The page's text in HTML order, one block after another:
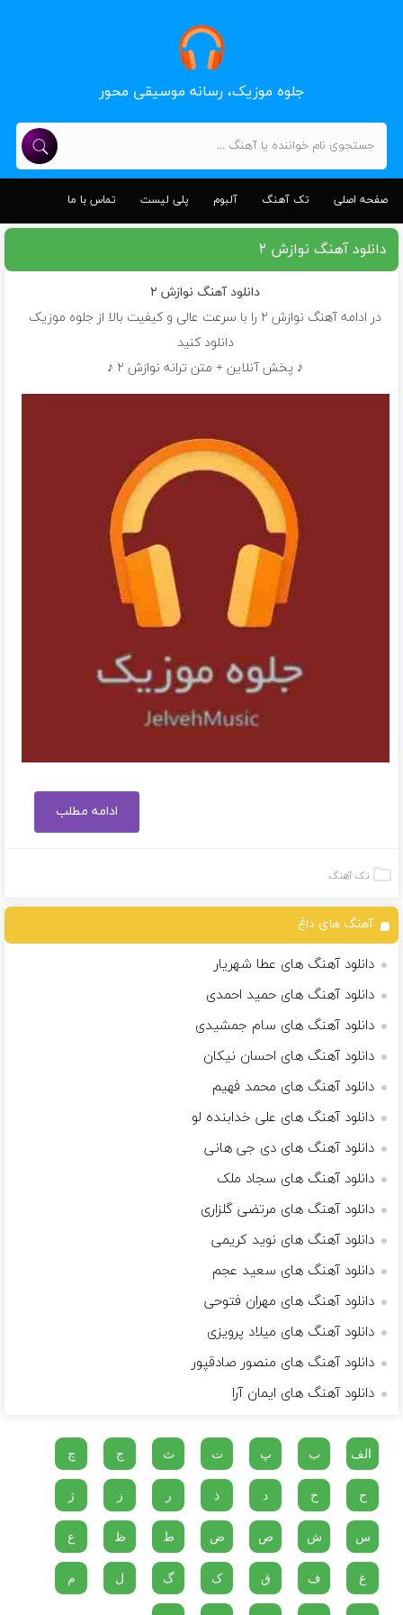
جلوه موزیک، رسانه موسیقی محور
صفحه اصلی تک آهنگ آلبوم پلی لیست تماس با ما
دانلود آهنگ نوازش ۲
دانلود آهنگ نوازش ۲
در ادامه آهنگ نوازش ۲ را با سرعت عالی و کیفیت بالا از جلوه موزیک
دانلود کنید
♪ پخش آنلاین + متن ترانه نوازش ۲ ♪
ادامه مطلب
تک آهنگ
آهنگ های داغ
دانلود آهنگ های عطا شهریار
دانلود آهنگ های حمید احمدی
دانلود آهنگ های سام جمشیدی
دانلود آهنگ های احسان نیکان
دانلود آهنگ های محمد فهیم
دانلود آهنگ های علی خدابنده لو
دانلود آهنگ های دی جی هانی
دانلود آهنگ های سجاد ملک
دانلود آهنگ های مرتضی گلزاری
دانلود آهنگ های نوید کریمی
دانلود آهنگ های سعید عجم
دانلود آهنگ های مهران فتوحی
دانلود آهنگ های میلاد پرویزی
دانلود آهنگ های منصور صادقپور
دانلود آهنگ های ایمان آرا
الف ب پ ت ث ج چ
ح خ د ذ ر ز ژ
س ش ص ض ط ظ ع
غ ف ق ک گ ل م